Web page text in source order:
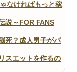
なければもっと稼
説～FOR FANS
死？成人男子がパ
スエットを作るの